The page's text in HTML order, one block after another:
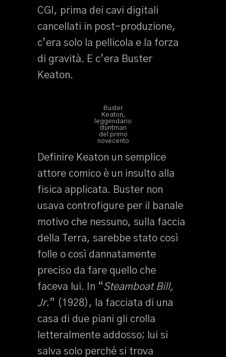
CGI, prima dei cavi digitali
cancellati in post-produzione,
c’era solo la pellicola e la forza
di gravità. E c’era Buster
Keaton.
Buster
Keaton,
leggendario
stuntman
del primo
novecento
Definire Keaton un semplice
attore comico è un insulto alla
fisica applicata. Buster non
usava controfigure per il banale
motivo che nessuno, sulla faccia
della Terra, sarebbe stato così
folle o così dannatamente
preciso da fare quello che
faceva lui. In “Steamboat Bill,
Jr. ” (1928), la facciata di una
casa di due piani gli crolla
letteralmente addosso; lui si
salva solo perché si trova